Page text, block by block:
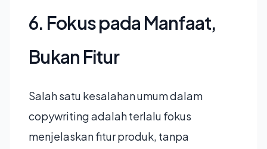
6. Fokus pada Manfaat,
Bukan Fitur
Salah satu kesalahan umum dalam
copywriting adalah terlalu fokus
menjelaskan fitur produk, tanpa